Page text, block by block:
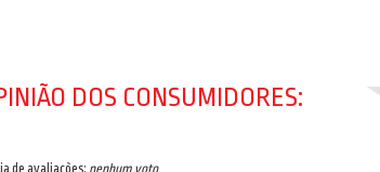
DOS CONSUMIDORES:
de avaliações: nenhum voto